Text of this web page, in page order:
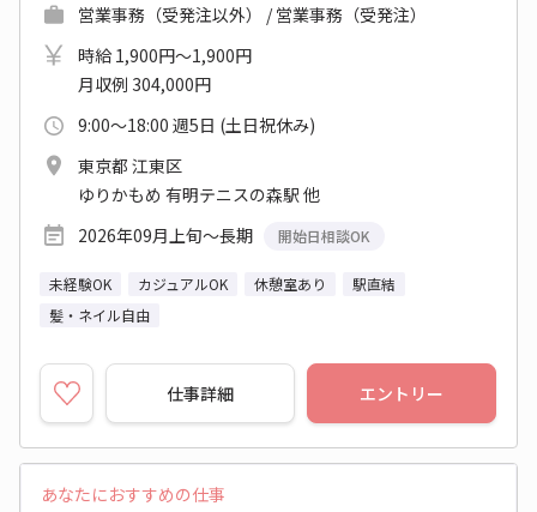
営業事務（受発注以外） / 営業事務（受発注）
時給 1,900円～1,900円
月収例 304,000円
9:00～18:00 週5日 (土日祝休み)
東京都 江東区
ゆりかもめ 有明テニスの森駅 他
2026年09月上旬～長期
開始日相談OK
未経験OK カジュアルOK 休憩室あり
駅直結
髪・ネイル自由
仕事詳細 エントリー
あなたにおすすめの仕事